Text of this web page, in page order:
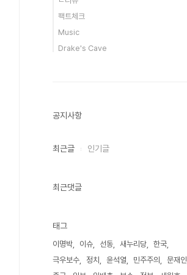
팩트체크
Music
Drake's Cave
공지사항
최근글 인기글
최근댓글
태그
이명박 이슈 선동 새누리당
한국
극우보수
정치 윤석열 민주주의
문재인